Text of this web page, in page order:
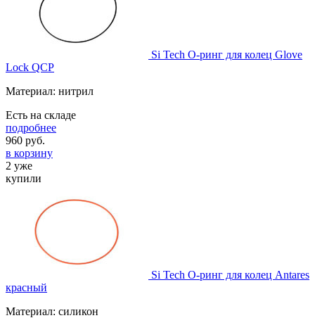
Si Tech О-ринг для колец Glove
Lock QCP
Материал: нитрил
Есть на складе
подробнее
960 руб.
в корзину
2 уже
купили
Si Tech О-ринг для колец Antares
красный
Материал: силикон